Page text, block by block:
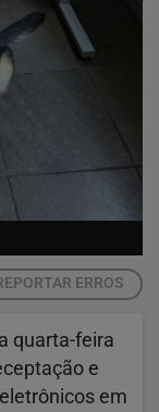
ERROS
quarta-feira
e
em